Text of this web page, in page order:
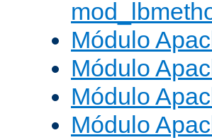
Módulo
Módulo
Módulo
Módulo